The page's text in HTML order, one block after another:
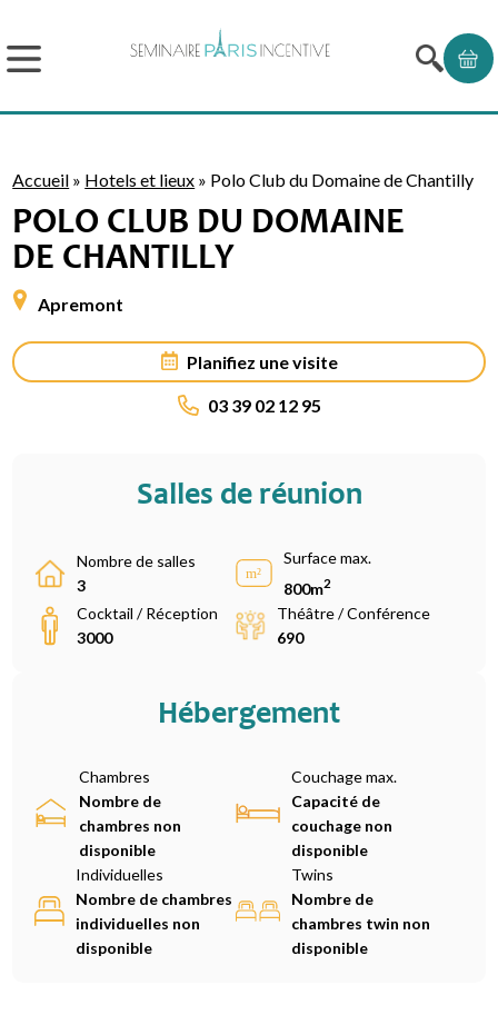
Accueil » Hotels et lieux » Polo Club du Domaine de Chantilly
POLO CLUB DU DOMAINE
DE CHANTILLY
Apremont
Planifiez une visite
03 39 02 12 95
Salles de réunion
Nombre de salles
3
Surface max.
800m2
Cocktail / Réception
3000
Théâtre / Conférence
690
Hébergement
Chambres
Nombre de
chambres non
disponible
Couchage max.
Capacité de
couchage non
disponible
Individuelles
Nombre de chambres
individuelles non
disponible
Twins
Nombre de
chambres twin non
disponible